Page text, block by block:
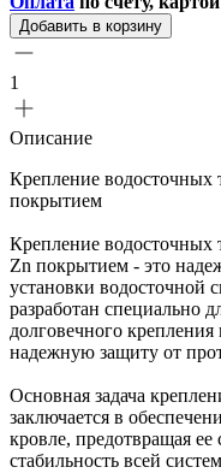
Добавить в корзину
1
Описание
Крепление водосточных
покрытием
Крепление водосточных
Zn покрытием - это
установки водосточной
разработан специально
долговечного
надежную защиту от
Основная задача
заключается в
кровле, предотвращая
стабильность всей